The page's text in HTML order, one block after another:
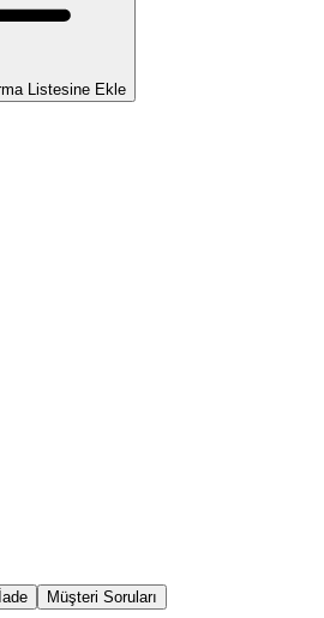
Listesine Ekle
Müşteri Soruları